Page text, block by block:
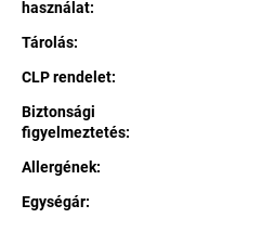
használat:
Tárolás:
CLP rendelet:
Biztonsági
figyelmeztetés:
Allergének:
Egységár: